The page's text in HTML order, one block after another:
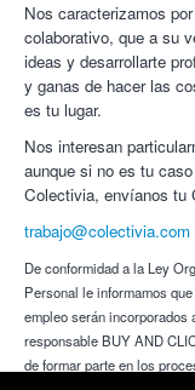
Pamplona
Valencia
Nos caracterizamos
colaborativo, que a su
ideas y desarrollarte
y ganas de hacer las
es tu lugar.
Nos interesan
aunque si no es tu
Colectivia, envíanos tu
trabajo@colectivia.com
De conformidad a la Ley
Personal le informamos
empleo serán
responsable BUY AND
de formar parte en los